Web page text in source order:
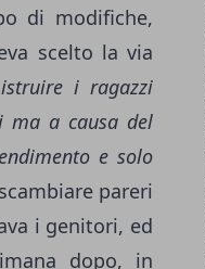
di modifiche,
scelto la via
i ragazzi
ma a causa del
e solo
pareri
i genitori, ed
dopo, in